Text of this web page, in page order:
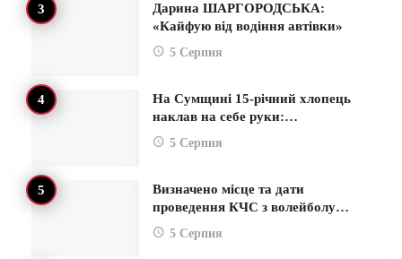
Дарина ШАРГОРОДСЬКА:
«Кайфую від водіння автівки»
5 Серпня
На Сумщині 15-річний хлопець
наклав на себе руки:…
5 Серпня
Визначено місце та дати
проведення КЧС з волейболу…
5 Серпня